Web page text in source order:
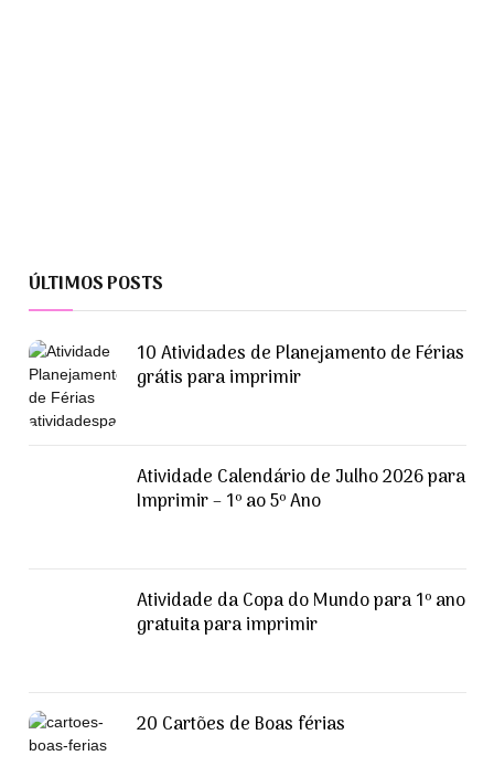
ÚLTIMOS POSTS
10 Atividades de Planejamento de Férias
grátis para imprimir
Atividade Calendário de Julho 2026 para
Imprimir – 1º ao 5º Ano
Atividade da Copa do Mundo para 1º ano
gratuita para imprimir
20 Cartões de Boas férias